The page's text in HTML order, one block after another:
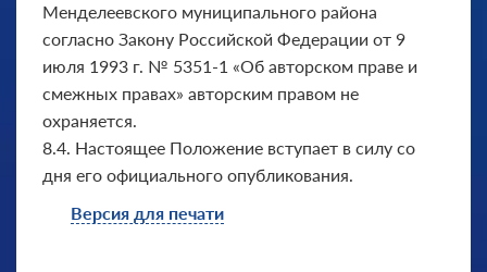
Менделеевского муниципального района
согласно Закону Российской Федерации от 9
июля 1993 г. № 5351-1 «Об авторском праве и
смежных правах» авторским правом не
охраняется.
8.4. Настоящее Положение вступает в силу со
дня его официального опубликования.
Версия для печати